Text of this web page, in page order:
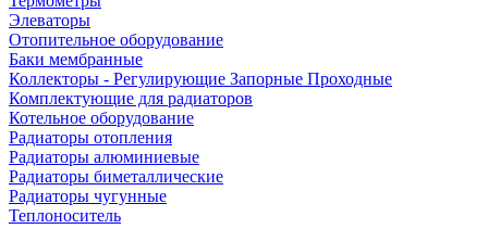
Элеваторы
Отопительное оборудование
Баки мембранные
Коллекторы - Регулирующие Запорные Проходные
Комплектующие для радиаторов
Котельное оборудование
Радиаторы отопления
Радиаторы алюминиевые
Радиаторы биметаллические
Радиаторы чугунные
Теплоноситель